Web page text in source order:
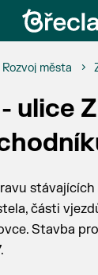
Rozvoj města
ulice
části
Stavba